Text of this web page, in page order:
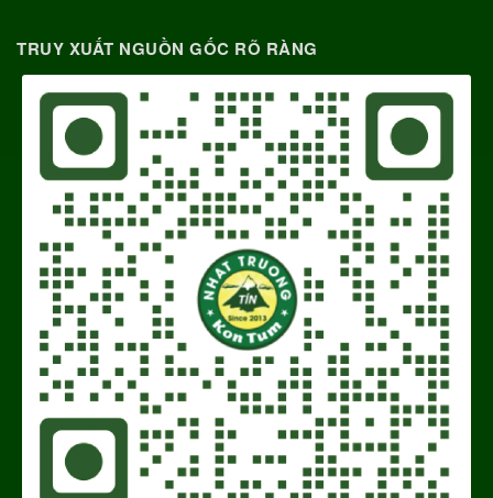
TRUY XUẤT NGUỒN GỐC RÕ RÀNG